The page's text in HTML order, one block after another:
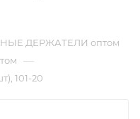
ДЕРЖАТЕЛИ оптом
—
101-20